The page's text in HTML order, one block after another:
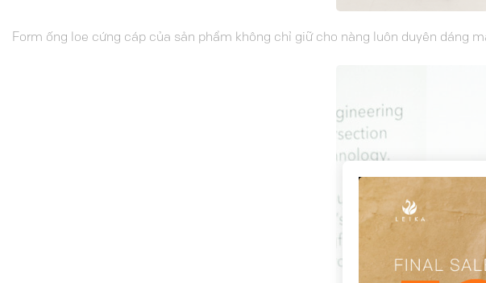
Form ống loe cứng cáp của sản phẩm không chỉ giữ cho nàng luôn duyên dáng